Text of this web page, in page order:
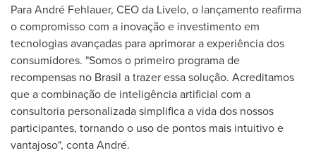
Para André Fehlauer, CEO da Livelo, o lançamento reafirma
o compromisso com a inovação e investimento em
tecnologias avançadas para aprimorar a experiência dos
consumidores. "Somos o primeiro programa de
recompensas no Brasil a trazer essa solução. Acreditamos
que a combinação de inteligência artificial com a
consultoria personalizada simplifica a vida dos nossos
participantes, tornando o uso de pontos mais intuitivo e
vantajoso", conta André.